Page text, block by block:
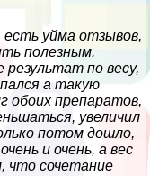
уйма отзывов,
полезным.
по весу,
а такую
обоих препаратов,
увеличил
потом дошло,
и очень, а вес
что сочетание